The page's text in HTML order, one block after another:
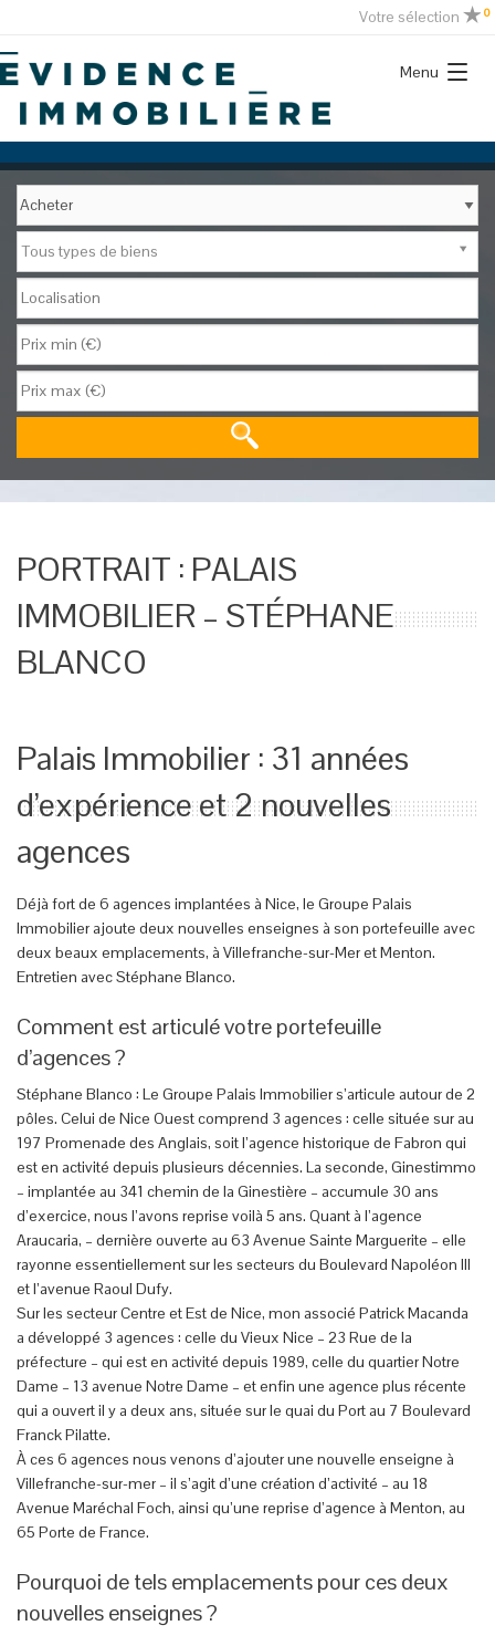
Votre sélection 0
Menu
Tous types de biens
PORTRAIT : PALAIS
IMMOBILIER – STÉPHANE
BLANCO
Palais Immobilier : 31 années
d’expérience et 2 nouvelles
agences
Déjà fort de 6 agences implantées à Nice, le Groupe Palais
Immobilier ajoute deux nouvelles enseignes à son portefeuille avec
deux beaux emplacements, à Villefranche-sur-Mer et Menton.
Entretien avec Stéphane Blanco.
Comment est articulé votre portefeuille
d’agences ?
Stéphane Blanco : Le Groupe Palais Immobilier s’articule autour de 2
pôles. Celui de Nice Ouest comprend 3 agences : celle située sur au
197 Promenade des Anglais, soit l’agence historique de Fabron qui
est en activité depuis plusieurs décennies. La seconde, Ginestimmo
– implantée au 341 chemin de la Ginestière – accumule 30 ans
d’exercice, nous l’avons reprise voilà 5 ans. Quant à l’agence
Araucaria, – dernière ouverte au 63 Avenue Sainte Marguerite – elle
rayonne essentiellement sur les secteurs du Boulevard Napoléon III
et l’avenue Raoul Dufy.
Sur les secteur Centre et Est de Nice, mon associé Patrick Macanda
a développé 3 agences : celle du Vieux Nice – 23 Rue de la
préfecture – qui est en activité depuis 1989, celle du quartier Notre
Dame – 13 avenue Notre Dame – et enfin une agence plus récente
qui a ouvert il y a deux ans, située sur le quai du Port au 7 Boulevard
Franck Pilatte.
À ces 6 agences nous venons d’ajouter une nouvelle enseigne à
Villefranche-sur-mer – il s’agit d’une création d’activité – au 18
Avenue Maréchal Foch, ainsi qu’une reprise d’agence à Menton, au
65 Porte de France.
Pourquoi de tels emplacements pour ces deux
nouvelles enseignes ?